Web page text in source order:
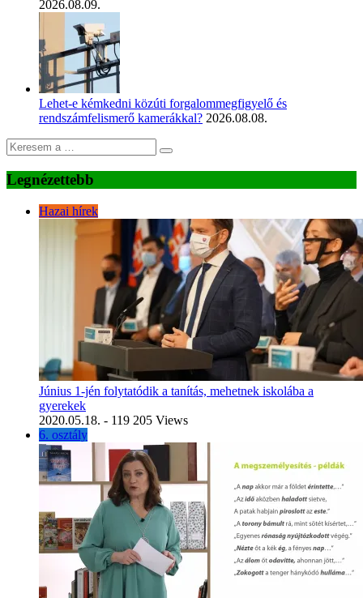
2026.08.09.
Lehet-e kémkedni közúti forgalommegfigyelő és
rendszámfelismerő kamerákkal? 2026.08.08.
Legnézettebb
Hazai hírek
Június 1-jén folytatódik a tanítás, mehetnek iskolába a
gyerekek
2020.05.18. - 119 205 Views
6. osztály